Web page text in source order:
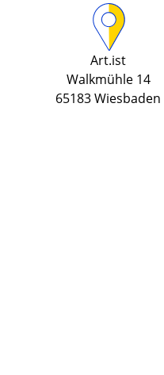
Art.ist
Walkmühle 14
65183 Wiesbaden